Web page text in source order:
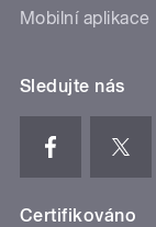
Mobilní aplikace
Sledujte nás
Certifikováno